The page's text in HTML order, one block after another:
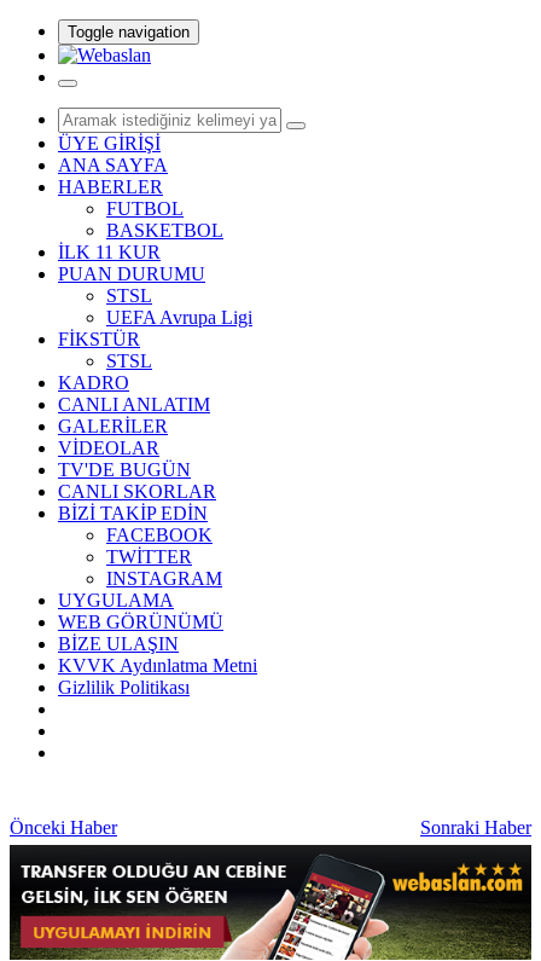
Toggle navigation
ÜYE GİRİŞİ
ANA SAYFA
HABERLER
FUTBOL
BASKETBOL
İLK 11 KUR
PUAN DURUMU
STSL
UEFA Avrupa Ligi
FİKSTÜR
STSL
KADRO
CANLI ANLATIM
GALERİLER
VİDEOLAR
TV'DE BUGÜN
CANLI SKORLAR
BİZİ TAKİP EDİN
FACEBOOK
TWİTTER
INSTAGRAM
UYGULAMA
WEB GÖRÜNÜMÜ
BİZE ULAŞIN
KVVK Aydınlatma Metni
Gizlilik Politikası
Önceki Haber Sonraki Haber